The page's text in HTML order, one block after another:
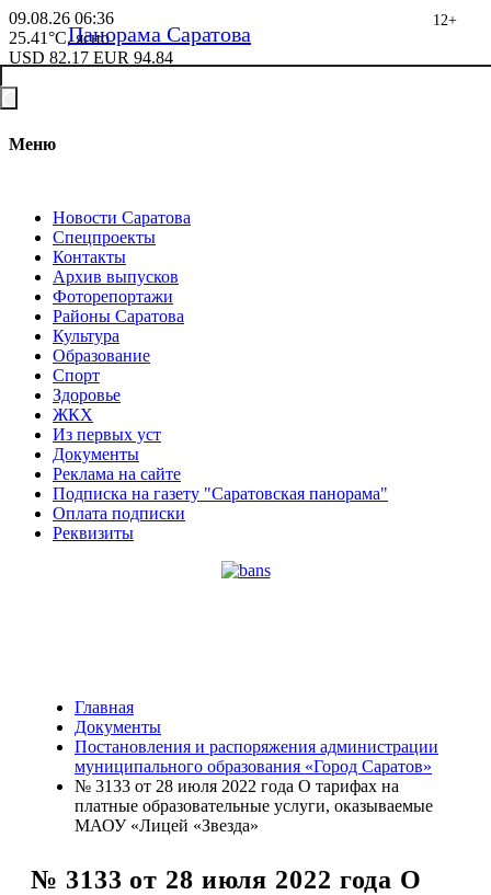
09.08.26 06:36
25.41°C, ясно
USD 82.17 EUR 94.84
Меню
Новости Саратова
Спецпроекты
Контакты
Архив выпусков
Фоторепортажи
Районы Саратова
Культура
Образование
Спорт
Здоровье
ЖКХ
Из пеpвых уст
Документы
Реклама на сайте
Подписка на газету "Саратовская панорама"
Оплата подписки
Реквизиты
Панорама Саратова
12+
Главная
Документы
Постановления и распоряжения администрации
муниципального образования «Город Саратов»
№ 3133 от 28 июля 2022 года О тарифах на
платные образовательные услуги, оказываемые
МАОУ «Лицей «Звезда»
№ 3133 от 28 июля 2022 года О